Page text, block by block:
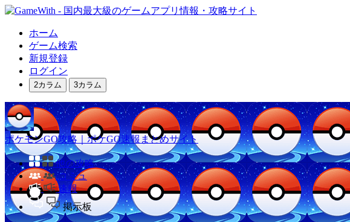
ホーム
ゲーム検索
新規登録
ログイン
2カラム 3カラム
ポケモンGO攻略｜ポケGO速報まとめサイト
他の攻略
コミュ
速報
掲示板